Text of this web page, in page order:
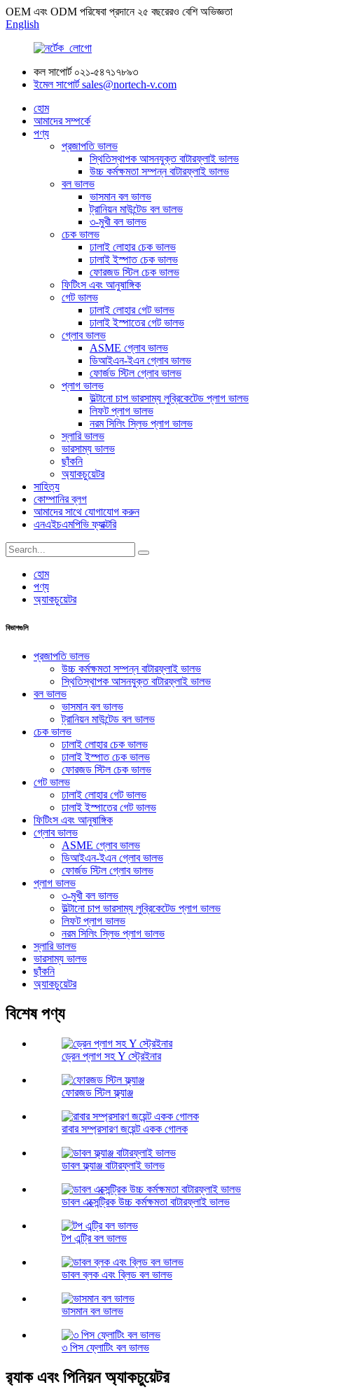
OEM এবং ODM পরিষেবা প্রদানে ২৫ বছরেরও বেশি অভিজ্ঞতা
English
কল সাপোর্ট ০২১-৫৪৭১৭৮৯৩
ইমেল সাপোর্ট sales@nortech-v.com
হোম
আমাদের সম্পর্কে
পণ্য
প্রজাপতি ভালভ
স্থিতিস্থাপক আসনযুক্ত বাটারফ্লাই ভালভ
উচ্চ কর্মক্ষমতা সম্পন্ন বাটারফ্লাই ভালভ
বল ভালভ
ভাসমান বল ভালভ
ট্রানিয়ন মাউন্টেড বল ভালভ
৩-মুখী বল ভালভ
চেক ভালভ
ঢালাই লোহার চেক ভালভ
ঢালাই ইস্পাত চেক ভালভ
ফোরজড স্টিল চেক ভালভ
ফিটিংস এবং আনুষাঙ্গিক
গেট ভালভ
ঢালাই লোহার গেট ভালভ
ঢালাই ইস্পাতের গেট ভালভ
গ্লোব ভালভ
ASME গ্লোব ভালভ
ডিআইএন-ইএন গ্লোব ভালভ
ফোর্জড স্টিল গ্লোব ভালভ
প্লাগ ভালভ
উল্টানো চাপ ভারসাম্য লুব্রিকেটেড প্লাগ ভালভ
লিফট প্লাগ ভালভ
নরম সিলিং স্লিভ প্লাগ ভালভ
স্লারি ভালভ
ভারসাম্য ভালভ
ছাঁকনি
অ্যাকচুয়েটর
সাহিত্য
কোম্পানির ব্লগ
আমাদের সাথে যোগাযোগ করুন
এনএইচএমপিভি ফ্যাক্টরি
হোম
পণ্য
অ্যাকচুয়েটর
বিভাগগুলি
প্রজাপতি ভালভ
উচ্চ কর্মক্ষমতা সম্পন্ন বাটারফ্লাই ভালভ
স্থিতিস্থাপক আসনযুক্ত বাটারফ্লাই ভালভ
বল ভালভ
ভাসমান বল ভালভ
ট্রানিয়ন মাউন্টেড বল ভালভ
চেক ভালভ
ঢালাই লোহার চেক ভালভ
ঢালাই ইস্পাত চেক ভালভ
ফোরজড স্টিল চেক ভালভ
গেট ভালভ
ঢালাই লোহার গেট ভালভ
ঢালাই ইস্পাতের গেট ভালভ
ফিটিংস এবং আনুষাঙ্গিক
গ্লোব ভালভ
ASME গ্লোব ভালভ
ডিআইএন-ইএন গ্লোব ভালভ
ফোর্জড স্টিল গ্লোব ভালভ
প্লাগ ভালভ
৩-মুখী বল ভালভ
উল্টানো চাপ ভারসাম্য লুব্রিকেটেড প্লাগ ভালভ
লিফট প্লাগ ভালভ
নরম সিলিং স্লিভ প্লাগ ভালভ
স্লারি ভালভ
ভারসাম্য ভালভ
ছাঁকনি
অ্যাকচুয়েটর
বিশেষ পণ্য
ড্রেন প্লাগ সহ Y স্ট্রেইনার
ফোরজড স্টিল ফ্ল্যাঞ্জ
রাবার সম্প্রসারণ জয়েন্ট একক গোলক
ডাবল ফ্ল্যাঞ্জ বাটারফ্লাই ভালভ
ডাবল এক্সেন্ট্রিক উচ্চ কর্মক্ষমতা বাটারফ্লাই ভালভ
টপ এন্ট্রি বল ভালভ
ডাবল ব্লক এবং ব্লিড বল ভালভ
ভাসমান বল ভালভ
৩ পিস ফ্লোটিং বল ভালভ
র‍্যাক এবং পিনিয়ন অ্যাকচুয়েটর